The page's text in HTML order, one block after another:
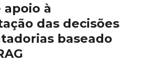
apoio à
das decisões
baseado